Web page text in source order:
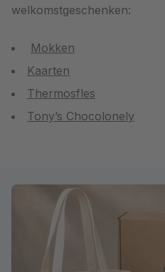
welkomstgeschenken:
Mokken
Kaarten
Thermosfles
Tony’s Chocolonely